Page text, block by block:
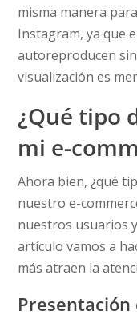
misma manera
Instagram, ya que
autoreproducen
visualización es
¿Qué tipo
mi e-
Ahora bien, ¿qué
nuestro e-
nuestros usuarios
artículo vamos a
más atraen la